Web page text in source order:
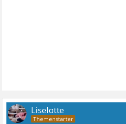
Liselotte